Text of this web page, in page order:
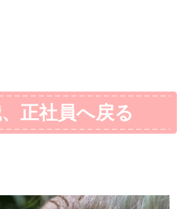
正社員へ戻る